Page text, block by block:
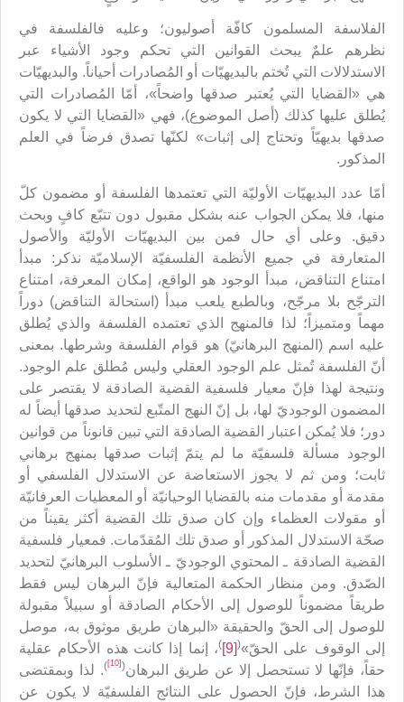
الفلاسفة المسلمون كافّة أصوليون؛ وعليه فالفلسفة في
نظرهم علمٌ يبحث القوانين التي تحكم وجود الأشياء عبر
الاستدلالات التي تُختم بالبديهيّات أو المُصادرات أحياناً. والبديهيّات
هي «القضايا التي يُعتبر صدقها واضحاً»، أمّا المُصادرات التي
يُطلق عليها كذلك (أصل الموضوع)، فهي «القضايا التي لا يكون
صدقها بديهيّاً وتحتاج إلى إثبات» لكنّها تصدق فرضاً في العلم
المذكور.
أمّا عدد البديهيّات الأوليّة التي تعتمدها الفلسفة أو مضمون كلّ
منها، فلا يمكن الجواب عنه بشكل مقبول دون تتبّع كافٍ وبحث
دقيق. وعلى أي حال فمن بين البديهيّات الأوليّة والأصول
المتعارفة في جميع الأنظمة الفلسفيّة الإسلاميّة نذكر: مبدأ
امتناع التناقض، مبدأ الوجود هو الواقع، إمكان المعرفة، امتناع
الترجّح بلا مرجّح، وبالطبع يلعب مبدأ (استحالة التناقض) دوراً
مهماً ومتميزاً؛ لذا فالمنهج الذي تعتمده الفلسفة والذي يُطلق
عليه اسم (المنهج البرهانيّ) هو قوام الفلسفة وشرطها. بمعنى
أنّ الفلسفة تُمثل علم الوجود العقلي وليس مُطلق علم الوجود.
ونتيجة لهذا فإنّ معيار فلسفية القضية الصادقة لا يقتصر على
المضمون الوجوديّ لها، بل إنّ النهج المتّبع لتحديد صدقها أيضاً له
دور؛ فلا يُمكن اعتبار القضية الصادقة التي تبين قانوناً من قوانين
الوجود مسألة فلسفيّة ما لم يتمّ إثبات صدقها بمنهج برهاني
ثابت؛ ومن ثم لا يجوز الاستعاضة عن الاستدلال الفلسفي أو
مقدمة أو مقدمات منه بالقضايا الوحيانيّة أو المعطيات العرفانيّة
أو مقولات العظماء وإن كان صدق تلك القضية أكثر يقيناً من
صحّة الاستدلال المذكور أو صدق تلك المُقدّمات. فمعيار فلسفية
القضية الصادقة ـ المحتوي الوجوديّ ـ الأسلوب البرهانيّ لتحديد
الصّدق. ومن منظار الحكمة المتعالية فإنّ البرهان ليس فقط
طريقاً مضموناً للوصول إلى الأحكام الصادقة أو سبيلاً مقبولة
للوصول إلى الحقّ والحقيقة «البرهان طريق موثوق به، موصل
إلى الوقوف على الحقّ»(
[9]
)، إنما إذا كانت هذه الأحكام عقلية
حقاً، فإنّها لا تستحصل إلا عن طريق البرهان(
[10]
). لذا وبمقتضى
هذا الشرط، فإنّ الحصول على النتائج الفلسفيّة لا يكون عن